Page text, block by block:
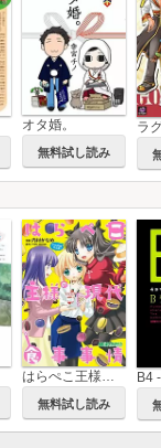
オタ婚。
無料試し読み
はらぺこ王様の現代食事事情 -Fate短編作品集-
無料試し読み